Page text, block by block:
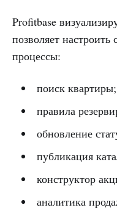
Profitbase
позволяет
процессы:
поиск квартиры;
правила
обновление
публикация
конструктор
аналитика